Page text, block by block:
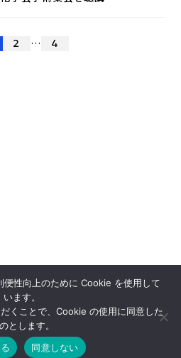
2 … 4
便性向上のために Cookie を使用して
います。
くことで、Cookie の使用に同意した
とします。
同意しない